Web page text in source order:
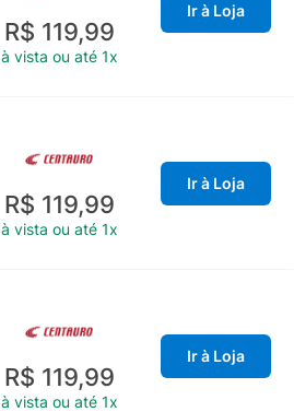
R$ 119,99
à vista ou até 1x
Ir à Loja
R$ 119,99
à vista ou até 1x
Ir à Loja
R$ 119,99
à vista ou até 1x
Ir à Loja